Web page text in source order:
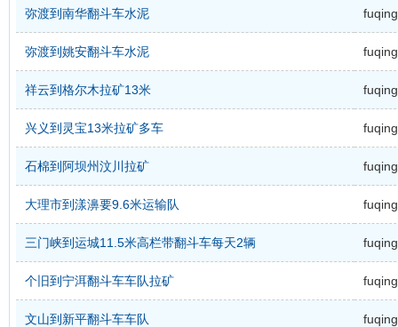
弥渡到南华翻斗车水泥 fuqing
弥渡到姚安翻斗车水泥 fuqing
祥云到格尔木拉矿13米 fuqing
兴义到灵宝13米拉矿多车 fuqing
石棉到阿坝州汶川拉矿 fuqing
大理市到漾濞要9.6米运输队 fuqing
三门峡到运城11.5米高栏带翻斗车每天2辆 fuqing
个旧到宁洱翻斗车车队拉矿 fuqing
文山到新平翻斗车车队 fuqing